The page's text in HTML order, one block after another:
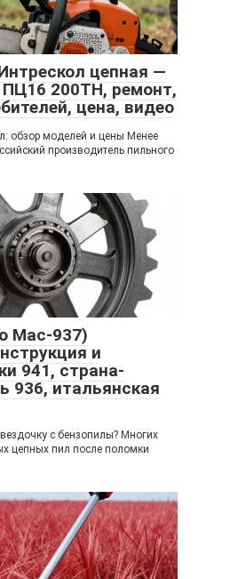
цепная —
200ТН, ремонт,
цена, видео
обзор моделей и цены Менее
производитель пильного
Mac-937)
и
941, страна-
936, итальянская
с бензопилы? Многих
цепных пил после поломки